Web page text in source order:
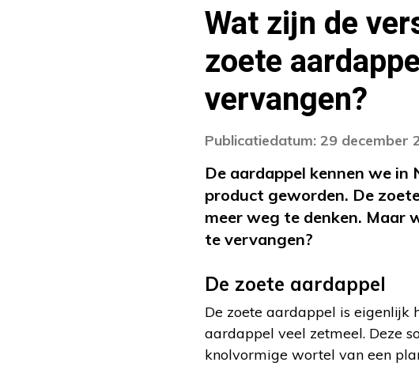
Wat zijn de
zoete
vervangen?
Publicatiedatum: 29 december
De aardappel kennen we in
product geworden. De
meer weg te denken. Maar
te vervangen?
De zoete aardappel
De zoete aardappel is eigenlijk
aardappel veel zetmeel. Deze
knolvormige wortel van een